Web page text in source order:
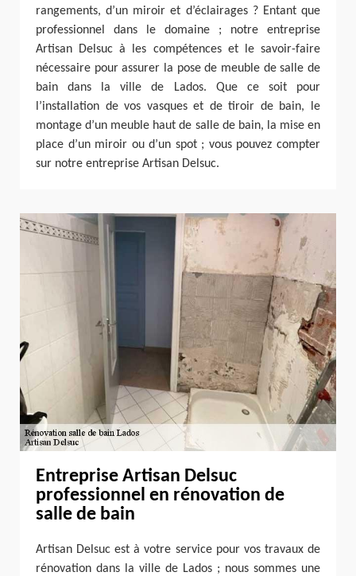
rangements, d’un miroir et d’éclairages ? Entant que
professionnel dans le domaine ; notre entreprise
Artisan Delsuc à les compétences et le savoir-faire
nécessaire pour assurer la pose de meuble de salle de
bain dans la ville de Lados. Que ce soit pour
l’installation de vos vasques et de tiroir de bain, le
montage d’un meuble haut de salle de bain, la mise en
place d’un miroir ou d’un spot ; vous pouvez compter
sur notre entreprise Artisan Delsuc.
Entreprise Artisan Delsuc
professionnel en rénovation de
salle de bain
Artisan Delsuc est à votre service pour vos travaux de
rénovation dans la ville de Lados ; nous sommes une